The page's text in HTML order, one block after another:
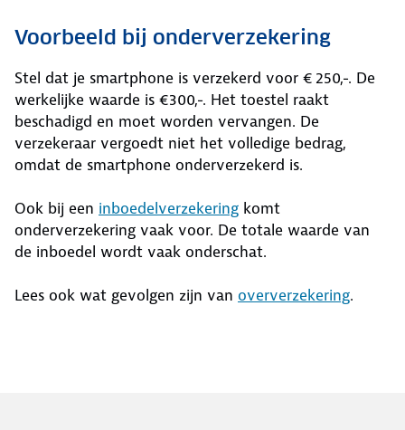
Voorbeeld bij onderverzekering
Stel dat je smartphone is verzekerd voor € 250,-. De
werkelijke waarde is €300,-. Het toestel raakt
beschadigd en moet worden vervangen. De
verzekeraar vergoedt niet het volledige bedrag,
omdat de smartphone onderverzekerd is.
Ook bij een inboedelverzekering komt
onderverzekering vaak voor. De totale waarde van
de inboedel wordt vaak onderschat.
Lees ook wat gevolgen zijn van oververzekering.